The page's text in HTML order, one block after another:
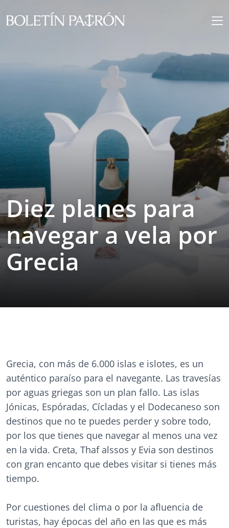
Diez planes para
navegar a vela por
Grecia
Grecia, con más de 6.000 islas e islotes, es un
auténtico paraíso para el navegante. Las travesías
por aguas griegas son un plan fallo. Las islas
Jónicas, Espóradas, Cícladas y el Dodecaneso son
destinos que no te puedes perder y sobre todo,
por los que tienes que navegar al menos una vez
en la vida. Creta, Thaf alssos y Evia son destinos
con gran encanto que debes visitar si tienes más
tiempo.
Por cuestiones del clima o por la afluencia de
turistas, hay épocas del año en las que es más